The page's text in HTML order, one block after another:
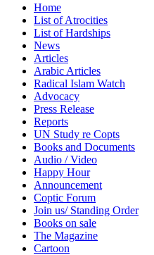
Home
List of Atrocities
List of Hardships
News
Articles
Arabic Articles
Radical Islam Watch
Advocacy
Press Release
Reports
UN Study re Copts
Books and Documents
Audio / Video
Happy Hour
Announcement
Coptic Forum
Join us/ Standing Order
Books on sale
The Magazine
Cartoon